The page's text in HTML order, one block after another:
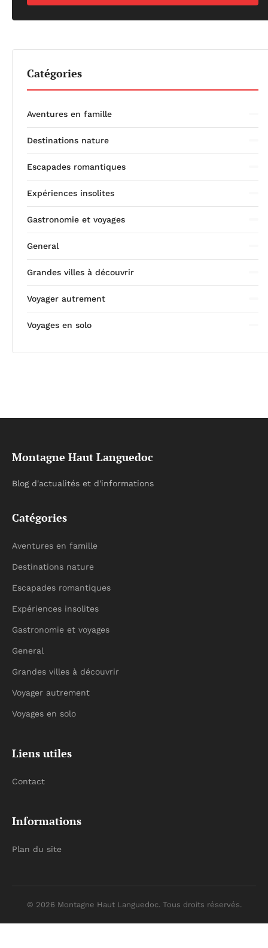
Catégories
Aventures en famille
Destinations nature
Escapades romantiques
Expériences insolites
Gastronomie et voyages
General
Grandes villes à découvrir
Voyager autrement
Voyages en solo
Montagne Haut Languedoc
Blog d'actualités et d'informations
Catégories
Aventures en famille
Destinations nature
Escapades romantiques
Expériences insolites
Gastronomie et voyages
General
Grandes villes à découvrir
Voyager autrement
Voyages en solo
Liens utiles
Contact
Informations
Plan du site
© 2026 Montagne Haut Languedoc. Tous droits réservés.